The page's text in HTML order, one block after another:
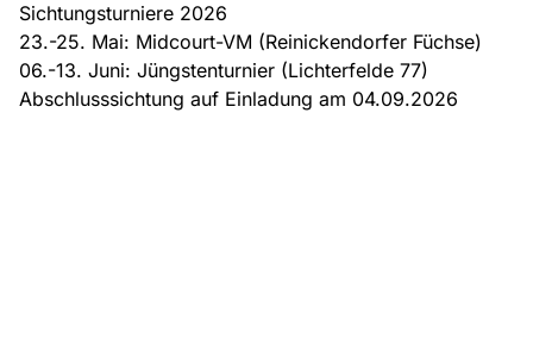
Sichtungsturniere 2026
23.-25. Mai: Midcourt-VM (Reinickendorfer Füchse)
06.-13. Juni: Jüngstenturnier (Lichterfelde 77)
Abschlusssichtung auf Einladung am 04.09.2026